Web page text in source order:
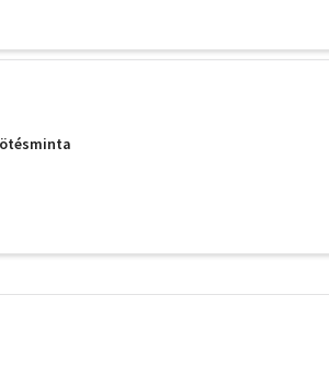
szűrők